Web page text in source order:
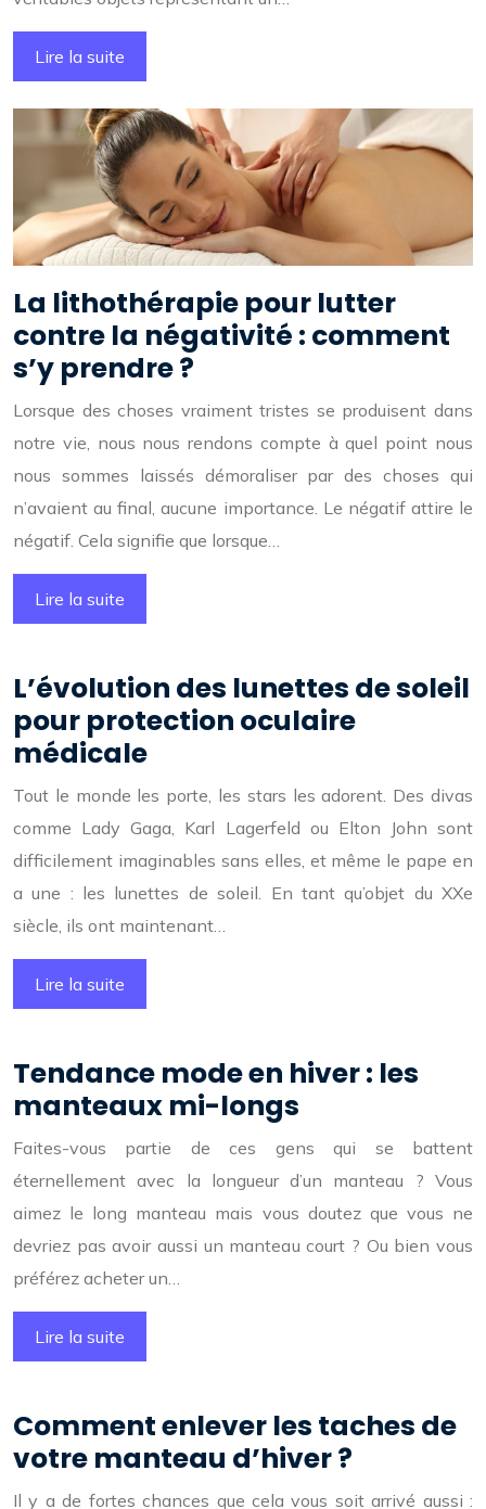
Lire la suite
La lithothérapie pour lutter
contre la négativité : comment
s’y prendre ?
Lorsque des choses vraiment tristes se produisent dans
notre vie, nous nous rendons compte à quel point nous
nous sommes laissés démoraliser par des choses qui
n’avaient au final, aucune importance. Le négatif attire le
négatif. Cela signifie que lorsque…
Lire la suite
L’évolution des lunettes de soleil
pour protection oculaire
médicale
Tout le monde les porte, les stars les adorent. Des divas
comme Lady Gaga, Karl Lagerfeld ou Elton John sont
difficilement imaginables sans elles, et même le pape en
a une : les lunettes de soleil. En tant qu’objet du XXe
siècle, ils ont maintenant…
Lire la suite
Tendance mode en hiver : les
manteaux mi-longs
Faites-vous partie de ces gens qui se battent
éternellement avec la longueur d’un manteau ? Vous
aimez le long manteau mais vous doutez que vous ne
devriez pas avoir aussi un manteau court ? Ou bien vous
préférez acheter un…
Lire la suite
Comment enlever les taches de
votre manteau d’hiver ?
Il y a de fortes chances que cela vous soit arrivé aussi :